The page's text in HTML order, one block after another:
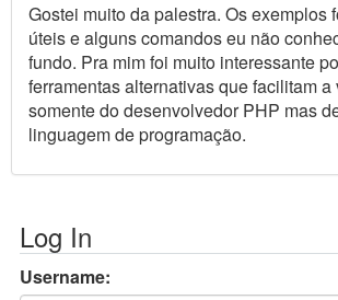
Gostei muito da palestra. Os exemplos
úteis e alguns comandos eu não
fundo. Pra mim foi muito interessante
ferramentas alternativas que facilitam a
somente do desenvolvedor PHP mas
linguagem de programação.
Log In
Username: